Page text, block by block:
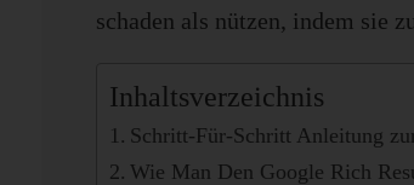
schaden als nützen, indem sie
Inhaltsverzeichnis
Schritt-Für-Schritt Anleitung
Wie Man Den Google Rich